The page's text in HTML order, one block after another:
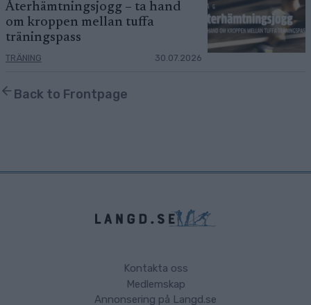
Återhämtningsjogg – ta hand
om kroppen mellan tuffa
träningspass
TRÄNING 30.07.2026
Back to Frontpage
Kontakta oss
Medlemskap
Annonsering på Langd.se